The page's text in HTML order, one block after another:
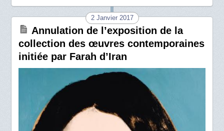
2 Janvier 2017
Annulation de l’exposition de la
collection des œuvres contemporaines
initiée par Farah d’Iran